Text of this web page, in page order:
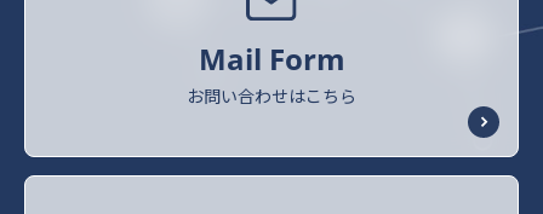
Mail Form
お問い合わせはこちら